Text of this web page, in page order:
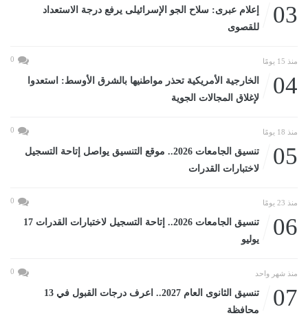
03
إعلام عبرى: سلاح الجو الإسرائيلى يرفع درجة الاستعداد
للقصوى
منذ 15 يومًا 0
04
الخارجية الأمريكية تحذر مواطنيها بالشرق الأوسط: استعدوا
لإغلاق المجالات الجوية
منذ 18 يومًا 0
05
تنسيق الجامعات 2026.. موقع التنسيق يواصل إتاحة التسجيل
لاختبارات القدرات
منذ 23 يومًا 0
06
تنسيق الجامعات 2026.. إتاحة التسجيل لاختبارات القدرات 17
يوليو
منذ شهر واحد 0
07
تنسيق الثانوى العام 2027.. اعرف درجات القبول في 13
محافظة